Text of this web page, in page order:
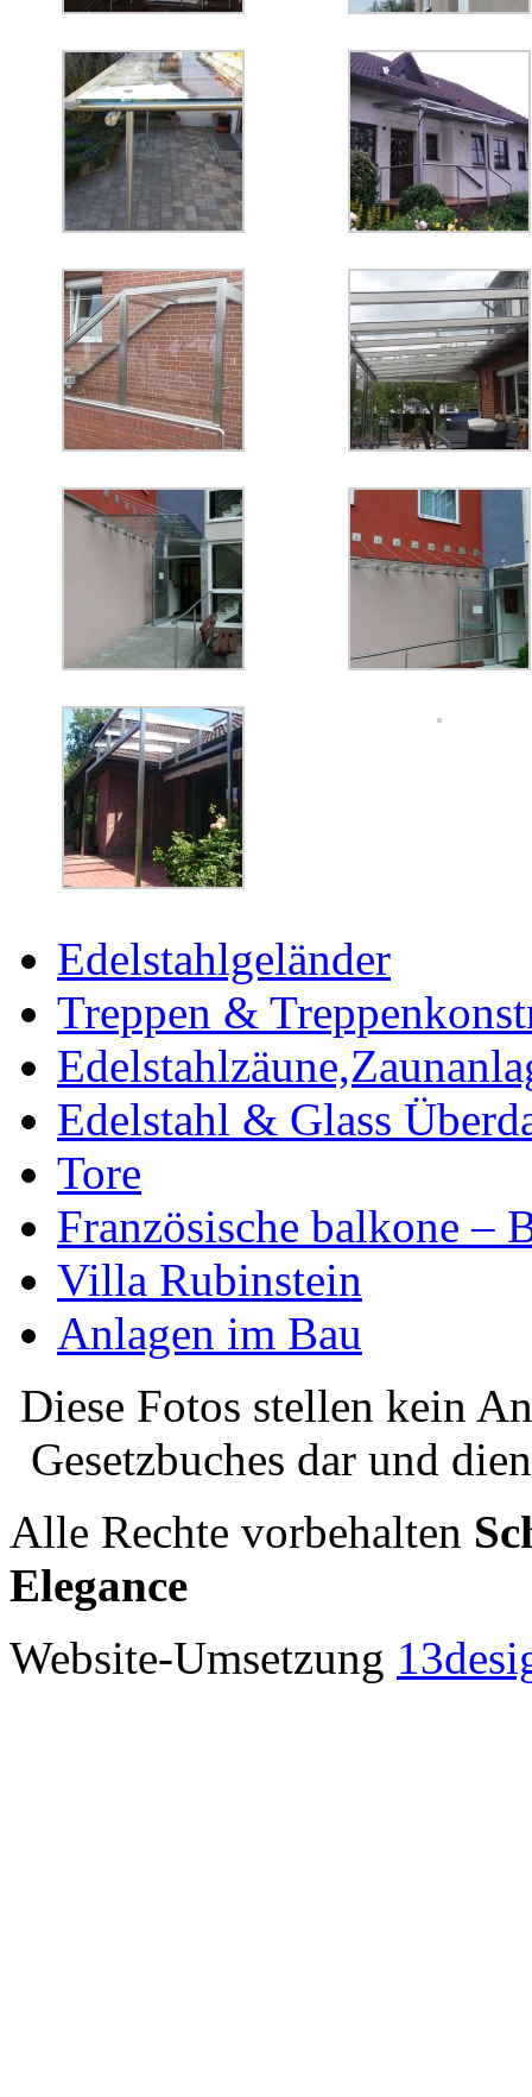
Edelstahlgeländer
Treppen &
Edelstahl & Glass
Tore
Französische balkone –
Villa Rubinstein
Anlagen im Bau
Diese Fotos stellen kein
Gesetzbuches dar und
Alle Rechte vorbehalten
Elegance
Website-Umsetzung